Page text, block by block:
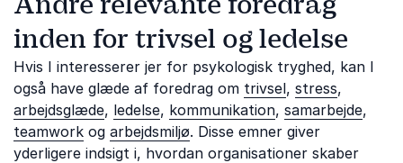
inden for trivsel og ledelse
Hvis I interesserer jer for psykologisk tryghed, kan I
også have glæde af foredrag om trivsel, stress,
arbejdsglæde, ledelse, kommunikation, samarbejde,
teamwork og arbejdsmiljø. Disse emner giver
yderligere indsigt i, hvordan organisationer skaber